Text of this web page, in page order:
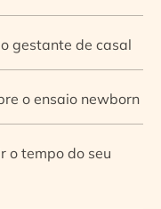
gestante de casal
o ensaio newborn
o tempo do seu